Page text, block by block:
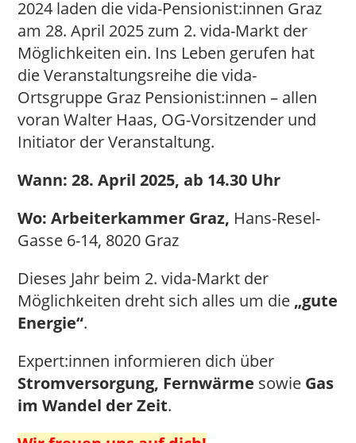
2024 laden die vida-Pensionist:innen Graz
am 28. April 2025 zum 2. vida-Markt der
Möglichkeiten ein. Ins Leben gerufen hat
die Veranstaltungsreihe die vida-
Ortsgruppe Graz Pensionist:innen – allen
voran Walter Haas, OG-Vorsitzender und
Initiator der Veranstaltung.
Wann: 28. April 2025, ab 14.30 Uhr
Wo: Arbeiterkammer Graz, Hans-Resel-
Gasse 6-14, 8020 Graz
Dieses Jahr beim 2. vida-Markt der
Möglichkeiten dreht sich alles um die „gute
Energie“.
Expert:innen informieren dich über
Stromversorgung, Fernwärme sowie Gas
im Wandel der Zeit.